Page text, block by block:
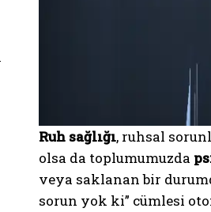
Ruh sağlığı, ruhsal
olsa da toplumumuzda
veya saklanan bir
sorun yok ki” cümlesi